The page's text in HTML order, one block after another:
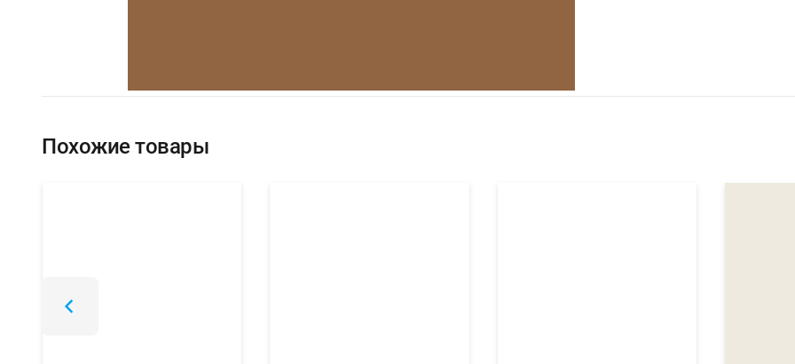
Похожие товары